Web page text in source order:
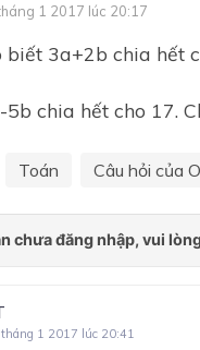
1 2017 lúc 20:17
biết 3a+2b chia hết
5b chia hết cho 17.
Toán Câu hỏi của
1 2017 lúc 20:41